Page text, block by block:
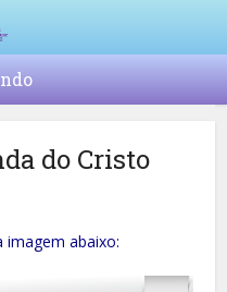
do Cristo
imagem abaixo: